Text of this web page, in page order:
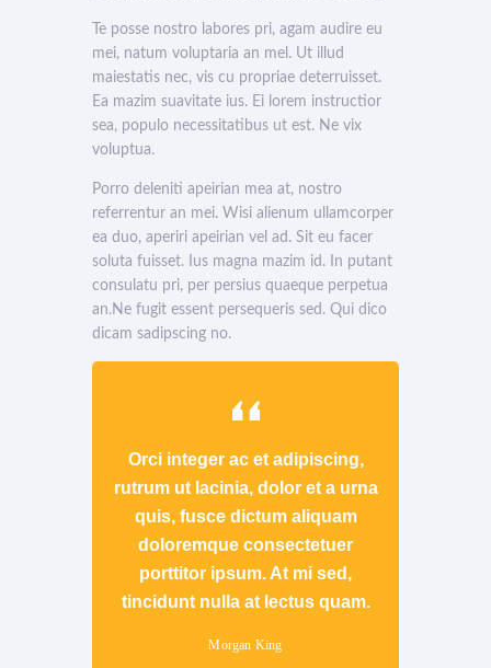
Te posse nostro labores pri, agam audire eu
mei, natum voluptaria an mel. Ut illud
maiestatis nec, vis cu propriae deterruisset.
Ea mazim suavitate ius. Ei lorem instructior
sea, populo necessitatibus ut est. Ne vix
voluptua.
Porro deleniti apeirian mea at, nostro
referrentur an mei. Wisi alienum ullamcorper
ea duo, aperiri apeirian vel ad. Sit eu facer
soluta fuisset. Ius magna mazim id. In putant
consulatu pri, per persius quaeque perpetua
an.Ne fugit essent persequeris sed. Qui dico
dicam sadipscing no.
Orci integer ac et adipiscing,
rutrum ut lacinia, dolor et a urna
quis, fusce dictum aliquam
doloremque consectetuer
porttitor ipsum. At mi sed,
tincidunt nulla at lectus quam.
Morgan King